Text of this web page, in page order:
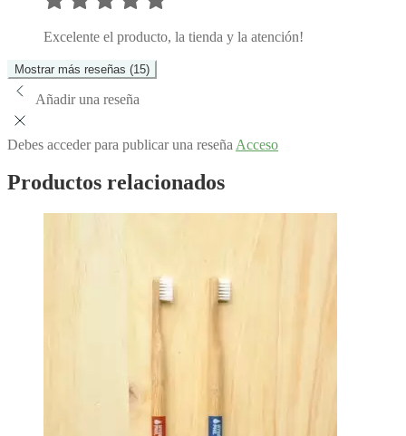
Excelente el producto, la tienda y la atención!
Mostrar más reseñas (15)
Añadir una reseña
Debes acceder para publicar una reseña Acceso
Productos relacionados